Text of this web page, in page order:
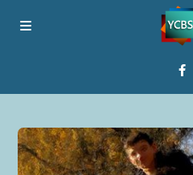
Programme